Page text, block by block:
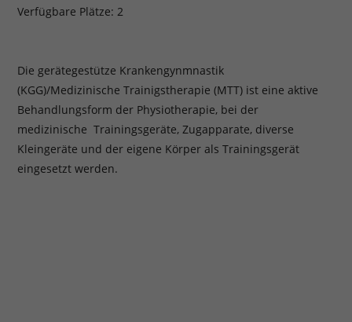
Verfügbare Plätze: 2
Die gerätegestütze Krankengynmnastik
(KGG)/Medizinische Trainigstherapie (MTT) ist eine aktive
Behandlungsform der Physiotherapie, bei der
medizinische Trainingsgeräte, Zugapparate, diverse
Kleingeräte und der eigene Körper als Trainingsgerät
eingesetzt werden.